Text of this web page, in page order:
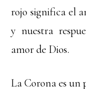
rojo significa el
y nuestra
amor de Dios.
La Corona es un